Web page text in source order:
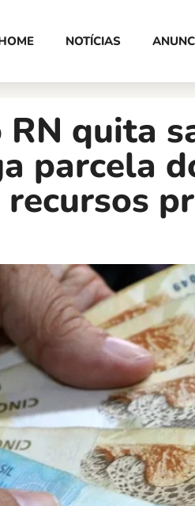
NOTÍCIAS
RN quita
parcela